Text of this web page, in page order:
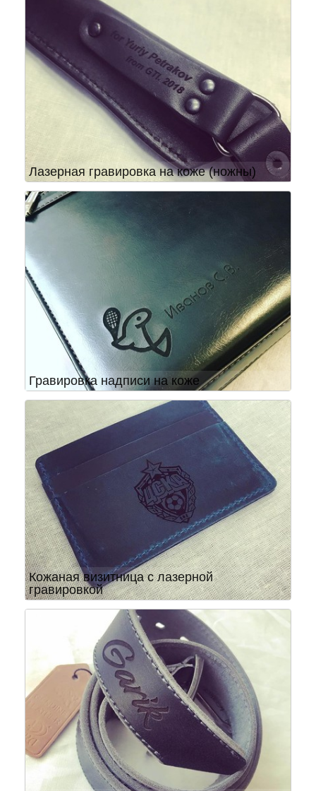
Лазерная гравировка на коже (ножны)
Гравировка надписи на коже
Кожаная визитница с лазерной
гравировкой